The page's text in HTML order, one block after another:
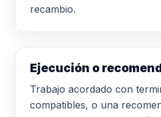
recambio.
Ejecución o
Trabajo acordado con
compatibles, o una